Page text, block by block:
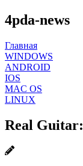
4pda-news
Главная
WINDOWS
ANDROID
IOS
MAC OS
LINUX
Real